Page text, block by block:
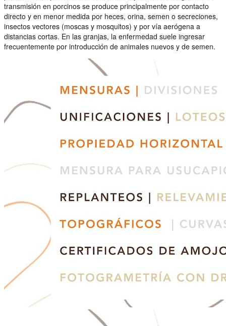
transmisión en porcinos se produce principalmente por contacto
directo y en menor medida por heces, orina, semen o secreciones,
insectos vectores (moscas y mosquitos) y por vía aerógena a
distancias cortas. En las granjas, la enfermedad suele ingresar
frecuentemente por introducción de animales nuevos y de semen.